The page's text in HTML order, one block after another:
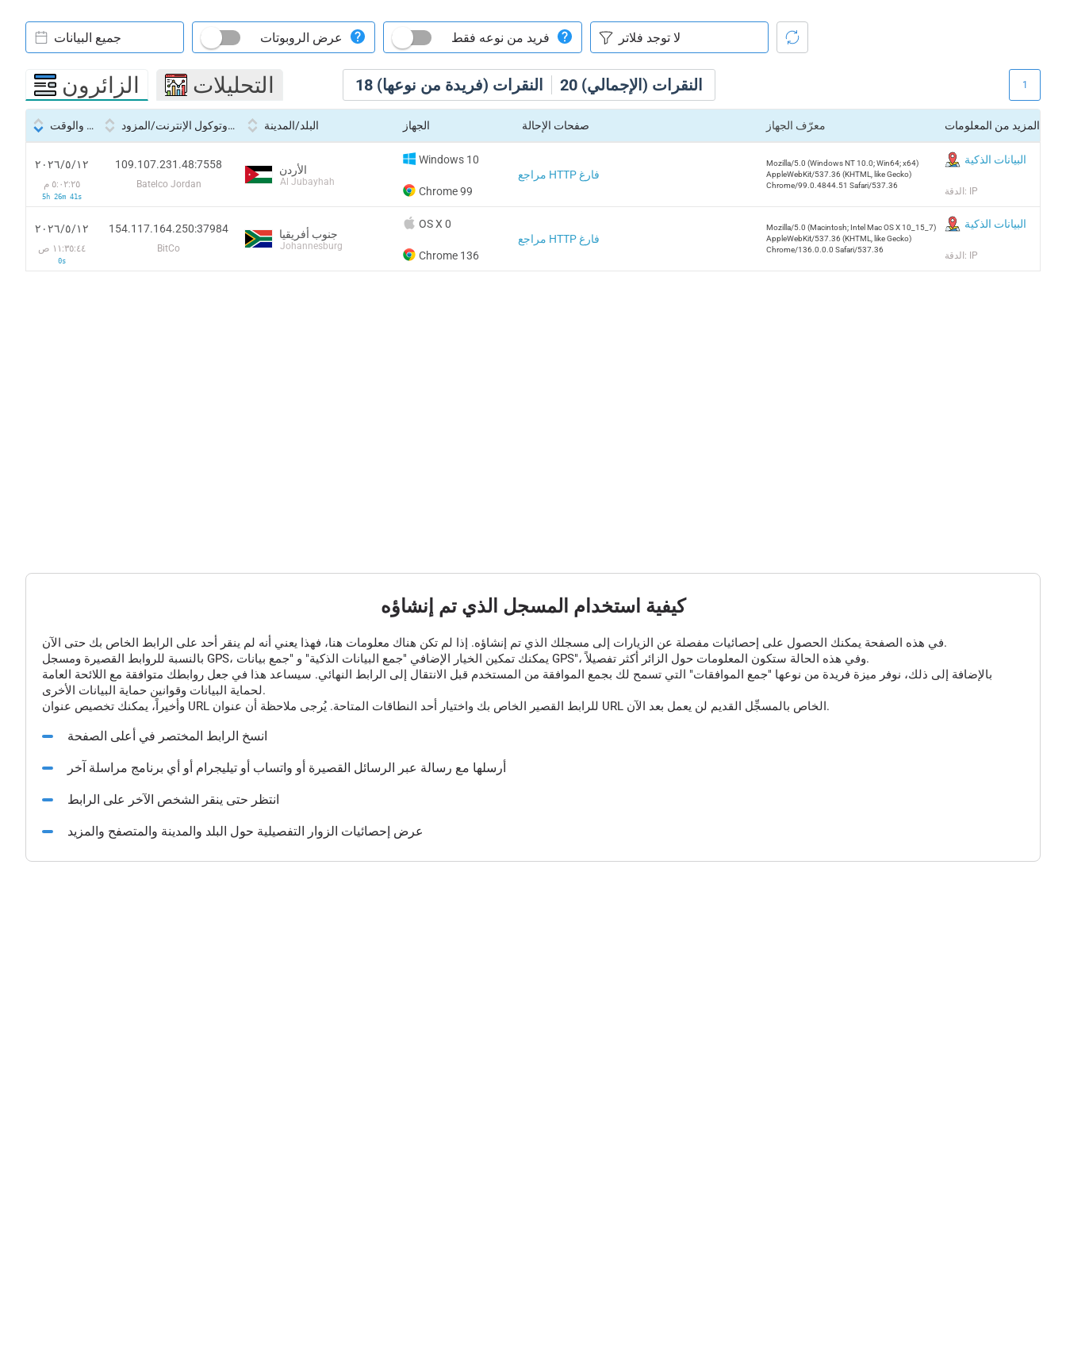
18 النقرات (فريدة من نوعها) 20 النقرات (الإجمالي)
جميع البيانات عرض الروبوتات فريد من نوعه فقط
الزائرون التحليلات 1
التاريخ والوقت بروتوكول الإنترنت/المزود البلد/المدينة الجهاز صفحات الإحالة معرّف الجهاز المزيد من المعلومات
١٢‏/٥‏/٢٠٢٦
٥:٠٢:٢٥ م
5h 26m 41s
109.107.231.48:7558
Batelco Jordan
الأردن
Al Jubayhah
Windows 10
Chrome 99
مراجع HTTP فارغ
Mozilla/5.0 (Windows NT 10.0; Win64; x64)
AppleWebKit/537.36 (KHTML, like Gecko)
Chrome/99.0.4844.51 Safari/537.36
البيانات الذكية
الدقة: IP
١٢‏/٥‏/٢٠٢٦
١١:٣٥:٤٤ ص
0s
154.117.164.250:37984
BitCo
جنوب أفريقيا
Johannesburg
OS X 0
Chrome 136
مراجع HTTP فارغ
Mozilla/5.0 (Macintosh; Intel Mac OS X 10_15_7)
AppleWebKit/537.36 (KHTML, like Gecko)
Chrome/136.0.0.0 Safari/537.36
البيانات الذكية
الدقة: IP
كيفية استخدام المسجل الذي تم إنشاؤه
في هذه الصفحة يمكنك الحصول على إحصائيات مفصلة عن الزيارات إلى مسجلك الذي تم إنشاؤه. إذا لم تكن هناك معلومات هنا، فهذا يعني أنه لم ينقر أحد على الرابط الخاص بك حتى الآن.
بالنسبة للروابط القصيرة ومسجل GPS، يمكنك تمكين الخيار الإضافي "جمع البيانات الذكية" و "جمع بيانات GPS"، وفي هذه الحالة ستكون المعلومات حول الزائر أكثر تفصيلاً.
بالإضافة إلى ذلك، نوفر ميزة فريدة من نوعها "جمع الموافقات" التي تسمح لك بجمع الموافقة من المستخدم قبل الانتقال إلى الرابط النهائي. سيساعد هذا في جعل روابطك متوافقة مع اللائحة العامة
لحماية البيانات وقوانين حماية البيانات الأخرى.
وأخيراً، يمكنك تخصيص عنوان URL للرابط القصير الخاص بك واختيار أحد النطاقات المتاحة. يُرجى ملاحظة أن عنوان URL الخاص بالمسجِّل القديم لن يعمل بعد الآن.
انسخ الرابط المختصر في أعلى الصفحة
أرسلها مع رسالة عبر الرسائل القصيرة أو واتساب أو تيليجرام أو أي برنامج مراسلة آخر
انتظر حتى ينقر الشخص الآخر على الرابط
عرض إحصائيات الزوار التفصيلية حول البلد والمدينة والمتصفح والمزيد